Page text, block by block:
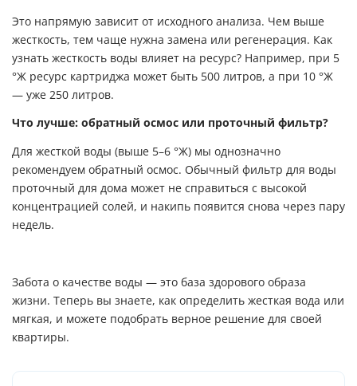
Это напрямую зависит от исходного анализа. Чем выше
жесткость, тем чаще нужна замена или регенерация. Как
узнать жесткость воды влияет на ресурс? Например, при 5
°Ж ресурс картриджа может быть 500 литров, а при 10 °Ж
— уже 250 литров.
Что лучше: обратный осмос или проточный фильтр?
Для жесткой воды (выше 5–6 °Ж) мы однозначно
рекомендуем обратный осмос. Обычный фильтр для воды
проточный для дома может не справиться с высокой
концентрацией солей, и накипь появится снова через пару
недель.
Забота о качестве воды — это база здорового образа
жизни. Теперь вы знаете, как определить жесткая вода или
мягкая, и можете подобрать верное решение для своей
квартиры.